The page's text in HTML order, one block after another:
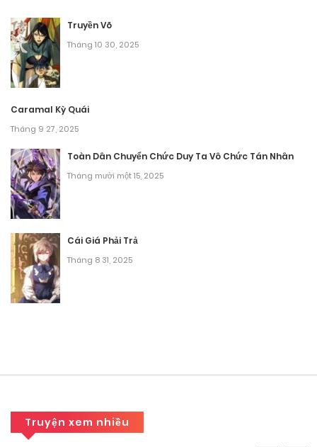
Chương 773
Tháng mười một 10, 2025
Chương 772
Chương 771
Tháng mười một 10, 2025
Chương 770
Tháng mười một 10, 2025
Chương 769
Tháng mười một 10, 2025
Chương 767
Chương 765
Truyền Võ
Tháng 10 30, 2025
Caramal Kỳ Quái
Tháng 9 27, 2025
Toàn Dân Chuyển Chức Duy Ta Vô Chức Tán Nhân
Tháng mười một 15, 2025
Cái Giá Phải Trả
Tháng 8 31, 2025
Truyện xem nhiều